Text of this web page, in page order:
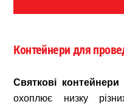
Контейнери для
Святкові контейнери
охоплює низку